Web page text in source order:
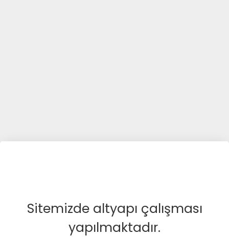
Sitemizde altyapı çalışması
yapılmaktadır.